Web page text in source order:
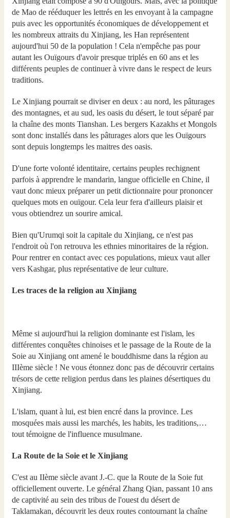
de Mao de rééduquer les lettrés en les envoyant à la campagne
puis avec les opportunités économiques de développement et
les nombreux attraits du Xinjiang, les Han représentent
aujourd'hui 50 de la population ! Cela n'empêche pas pour
autant les Ouïgours d'avoir presque triplés en 60 ans et les
différents peuples de continuer à vivre dans le respect de leurs
traditions.
Le Xinjiang pourrait se diviser en deux : au nord, les pâturages
des montagnes, et au sud, les oasis du désert, le tout séparé par
la chaîne des monts Tianshan. Les bergers Kazakhs et Mongols
sont donc installés dans les pâturages alors que les Ouïgours
sont depuis longtemps les maitres des oasis.
D'une forte volonté identitaire, certains peuples rechignent
parfois à apprendre le mandarin, langue officielle en Chine, il
vaut donc mieux préparer un petit dictionnaire pour prononcer
quelques mots en ouïgour. Cela leur fera d'ailleurs plaisir et
vous obtiendrez un sourire amical.
Bien qu'Urumqi soit la capitale du Xinjiang, ce n'est pas
l'endroit où l'on retrouva les ethnies minoritaires de la région.
Pour rentrer en contact avec ces populations, mieux vaut aller
vers Kashgar, plus représentative de leur culture.
Les traces de la religion au Xinjiang
Même si aujourd'hui la religion dominante est l'islam, les
différentes conquêtes chinoises et le passage de la Route de la
Soie au Xinjiang ont amené le bouddhisme dans la région au
IIIème siècle ! Ne vous étonnez donc pas de découvrir certains
trésors de cette religion perdus dans les plaines désertiques du
Xinjiang.
L'islam, quant à lui, est bien encré dans la province. Les
mosquées mais aussi les marchés, les habits, les traditions,…
tout témoigne de l'influence musulmane.
La Route de la Soie et le Xinjiang
C'est au IIème siècle avant J.-C. que la Route de la Soie fut
officiellement ouverte. Le général Zhang Qian, passant 10 ans
de captivité au sein des tribus de l'ouest du désert de
Taklamakan, découvrit les deux routes contournant la chaîne